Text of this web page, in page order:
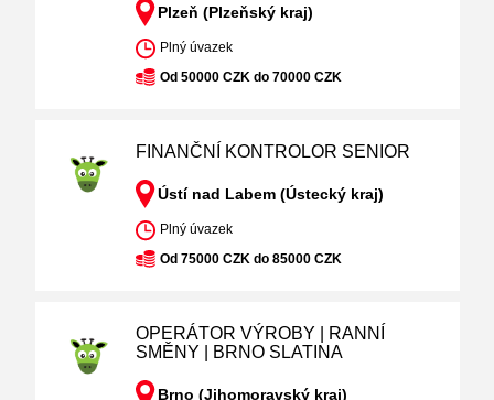
Plzeň (Plzeňský kraj)
Plný úvazek
Od 50000 CZK do 70000 CZK
FINANČNÍ KONTROLOR SENIOR
Ústí nad Labem (Ústecký kraj)
Plný úvazek
Od 75000 CZK do 85000 CZK
OPERÁTOR VÝROBY | RANNÍ
SMĚNY | BRNO SLATINA
Brno (Jihomoravský kraj)